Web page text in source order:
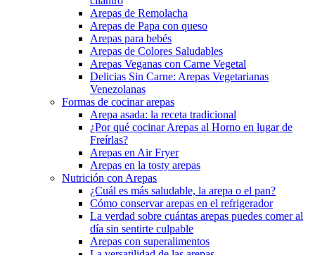
Arepas de Remolacha
Arepas de Papa con queso
Arepas para bebés
Arepas de Colores Saludables
Arepas Veganas con Carne Vegetal
Delicias Sin Carne: Arepas Vegetarianas
Venezolanas
Formas de cocinar arepas
Arepa asada: la receta tradicional
¿Por qué cocinar Arepas al Horno en lugar de
Freírlas?
Arepas en Air Fryer
Arepas en la tosty arepas
Nutrición con Arepas
¿Cuál es más saludable, la arepa o el pan?
Cómo conservar arepas en el refrigerador
La verdad sobre cuántas arepas puedes comer al
día sin sentirte culpable
Arepas con superalimentos